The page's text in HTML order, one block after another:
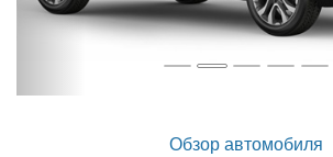
Обзор автомобиля